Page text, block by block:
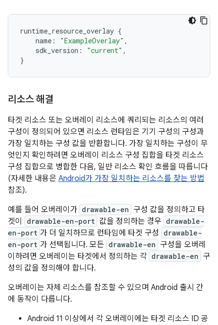
runtime_resource_overlay {
name : "ExampleOverlay" ,
sdk_version : "current" ,
}
리소스 해결
타겟 리소스 또는 오버레이 리소스에 쿼리되는 리소스의 여러
구성이 정의되어 있으면 리소스 런타임은 기기 구성의 구성과
가장 일치하는 구성 값을 반환합니다. 가장 일치하는 구성이 무
엇인지 확인하려면 오버레이 리소스 구성 집합을 타겟 리소스
구성 집합으로 병합한 다음, 일반 리소스 확인 흐름을 따릅니다
(자세한 내용은 Android가 가장 일치하는 리소스를 찾는 방법
참조).
예를 들어 오버레이가 drawable-en 구성 값을 정의하고 타
겟이
drawable-en-port 값을 정의하는 경우 drawable-
en-port 가 더 일치하므로 런타임에 타겟 구성
drawable-
en-port 가 선택됩니다. 모든 drawable-en 구성을 오버레
이하려면 오버레이는 타겟에서 정의하는 각 drawable-en 구
성의 값을 정의해야 합니다.
오버레이는 자체 리소스를 참조할 수 있으며 Android 출시 간
에 동작이 다릅니다.
Android 11 이상에서 각 오버레이에는 타겟 리소스 ID 공